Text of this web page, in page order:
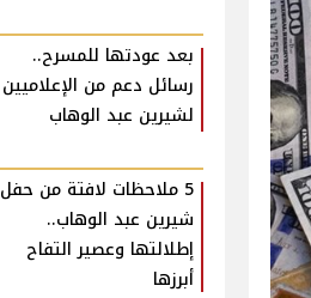
بعد عودتها للمسرح..
رسائل دعم من الإعلاميين
لشيرين عبد الوهاب
5 ملاحظات لافتة من حفل
شيرين عبد الوهاب..
إطلالتها وعصير التفاح
أبرزها